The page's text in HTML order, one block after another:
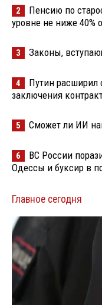
2
Пенсию по
уровне не ниже 40%
3 Законы,
4
Путин расширил
заключения
5 Сможет ли ИИ
6
ВС России
Одессы и буксир в
Главное сегодня